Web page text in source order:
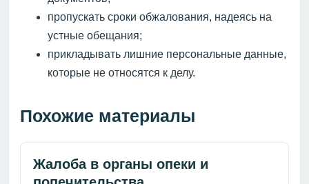
пропускать сроки обжалования, надеясь на
устные обещания;
прикладывать лишние персональные данные,
которые не относятся к делу.
Похожие материалы
Жалоба в органы опеки и